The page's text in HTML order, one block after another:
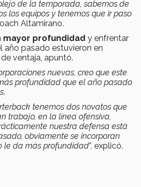
de la temporada, sabemos de
los equipos y tenemos que ir paso
Altamirano.
mayor profundidad y enfrentar
año pasado estuvieron en
ventaja, apuntó.
nuevas, creo que este
profundidad que el año pasado
.
tenemos dos novatos que
trabajo, en la línea ofensiva,
nuestra defensa está
obviamente se incorporan
le da más profundidad”, explicó.